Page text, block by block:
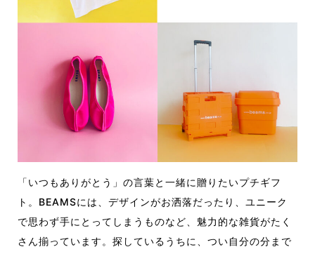
「いつもありがとう」の言葉と一緒に贈りたいプチギフ
ト。BEAMSには、デザインがお洒落だったり、ユニーク
で思わず手にとってしまうものなど、魅力的な雑貨がたく
さん揃っています。探しているうちに、つい自分の分まで